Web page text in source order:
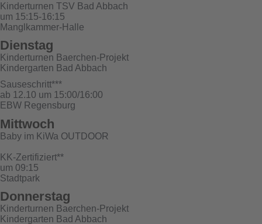
Kinderturnen TSV Bad Abbach
um 15:15-16:15
Manglkammer-Halle
Dienstag
Kinderturnen Baerchen-Projekt
Kindergarten Bad Abbach
Sauseschritt***
ab 12.10 um 15:00/16:00
EBW Regensburg
Mittwoch
Baby im KiWa OUTDOOR
KK-Zertifiziert**
um 09:15
Stadtpark
Donnerstag
Kinderturnen Baerchen-Projekt
Kindergarten Bad Abbach